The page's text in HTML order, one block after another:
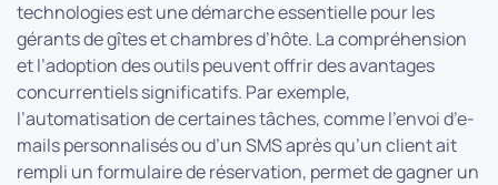
technologies est une démarche essentielle pour les
gérants de gîtes et chambres d’hôte. La compréhension
et l’adoption des outils peuvent offrir des avantages
concurrentiels significatifs. Par exemple,
l’automatisation de certaines tâches, comme l’envoi d’e-
mails personnalisés ou d’un SMS après qu’un client ait
rempli un formulaire de réservation, permet de gagner un